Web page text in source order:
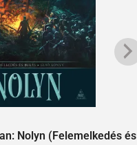
Nolyn (Felemelkedés és